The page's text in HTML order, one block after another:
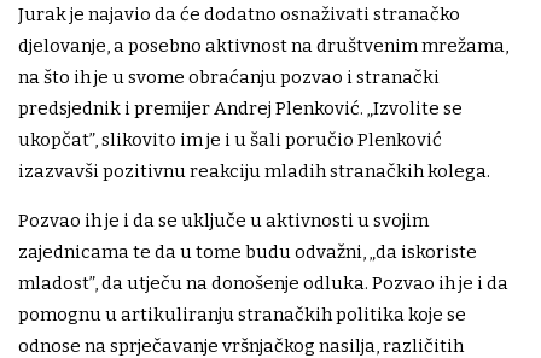
Jurak je najavio da će dodatno osnaživati stranačko
djelovanje, a posebno aktivnost na društvenim mrežama,
na što ih je u svome obraćanju pozvao i stranački
predsjednik i premijer Andrej Plenković. „Izvolite se
ukopčat”, slikovito im je i u šali poručio Plenković
izazvavši pozitivnu reakciju mladih stranačkih kolega.
Pozvao ih je i da se uključe u aktivnosti u svojim
zajednicama te da u tome budu odvažni, „da iskoriste
mladost”, da utječu na donošenje odluka. Pozvao ih je i da
pomognu u artikuliranju stranačkih politika koje se
odnose na sprječavanje vršnjačkog nasilja, različitih